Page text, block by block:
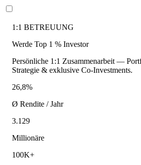
1:1 BETREUUNG
Werde Top 1 % Investor
Persönliche 1:1 Zusammenarbeit —
Strategie & exklusive Co-Investments.
26,8%
Ø Rendite / Jahr
3.129
Millionäre
100K+